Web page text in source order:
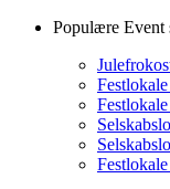
Populære Event